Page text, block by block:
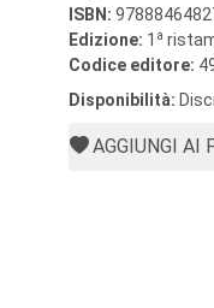
ISBN:
Edizione: 1 a
Codice editore:
Disponibilità:
AGGIUNGI AI